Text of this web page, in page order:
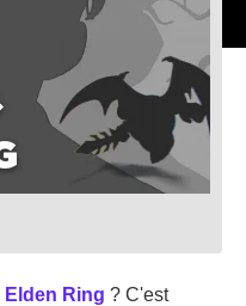
Elden Ring ? C'est